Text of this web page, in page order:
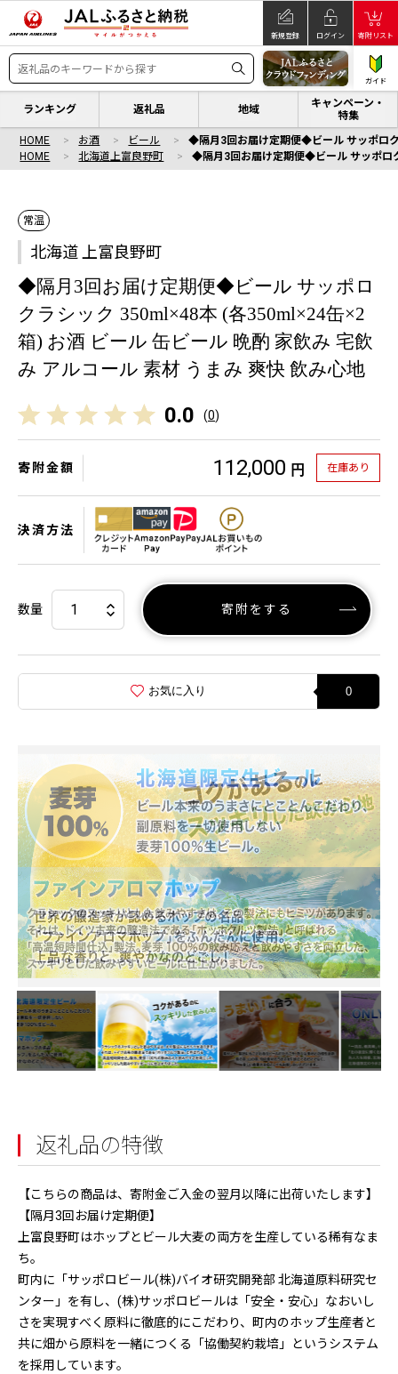
新規登録 ログイン 寄附リスト
ガイド
ランキング 返礼品 地域
キャンペーン・
特集
HOME お酒 ビール
◆隔月3回お届け定期便◆ビール サッポロ
HOME
北海道上富良野町 ◆隔月3回お届け定期便◆ビール サッポロ
常温
北海道 上富良野町
◆隔月3回お届け定期便◆ビール サッポロ
クラシック 350ml×48本 (各350ml×24缶×2
箱) お酒 ビール 缶ビール 晩酌 家飲み 宅飲
み アルコール 素材 うまみ 爽快 飲み心地
0.0 (0)
寄附金額 112,000 円 在庫あり
決済方法
数量 寄附をする
お気に入り 0
返礼品の特徴
【こちらの商品は、寄附金ご入金の翌月以降に出荷いたします】
【隔月3回お届け定期便】
上富良野町はホップとビール大麦の両方を生産している稀有なま
ち。
町内に「サッポロビール(株)バイオ研究開発部 北海道原料研究セ
ンター」を有し、(株)サッポロビールは「安全・安心」なおいし
さを実現すべく原料に徹底的にこだわり、町内のホップ生産者と
共に畑から原料を一緒につくる「協働契約栽培」というシステム
を採用しています。